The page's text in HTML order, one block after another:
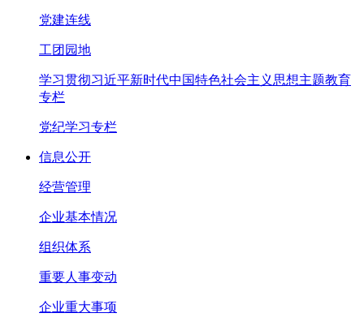
党建连线
工团园地
学习贯彻习近平新时代中国特色社会主义思想主题教育
专栏
党纪学习专栏
信息公开
经营管理
企业基本情况
组织体系
重要人事变动
企业重大事项